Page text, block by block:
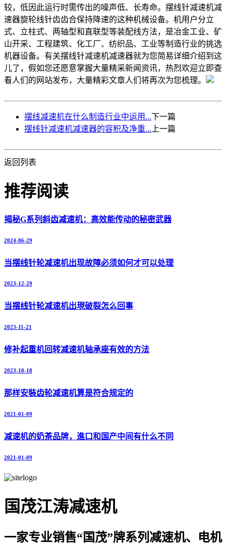
较，低因此运行时需传出的噪声低、长寿命。摆线针减速机减
速器旋轮线针齿齿合保持降速的这种机械设备。机用户分立
式、立柱式、两轴型和直联型等装配线方法，是冶金工业、矿
山开采、工程建筑、化工厂、纺织品、工业等制造行业的挑选
机器设备。有关摆线针减速机减速器就为您简易详细介绍到这
儿了，假如您还愿意掌握大量精采新闻资讯，热烈欢迎立即查
看人们的网站发布，大量精彩文章人们将再次为您梳理。
摆线减速机在什么制造行业中运用...下一篇
摆线针减速机减速器的容积及净重... 上一篇
返回列表
推荐阅读
揭秘G系列斜齿减速机：高效能传动的秘密武器
2024-06-29
当摆线针轮减速机出现故障必须如何才可以处理
2023-12-29
当摆线针轮减速机出現破裂怎么回事
2023-11-21
修补起重机回转减速机轴承座有效的方法
2023-10-18
那样安裝齿轮减速机算是符合规定的
2021-01-09
减速机的奶茶品牌，進口和国产中间有什么不同
2021-01-09
国茂江涛减速机
一家专业销售“国茂”牌系列减速机、电机